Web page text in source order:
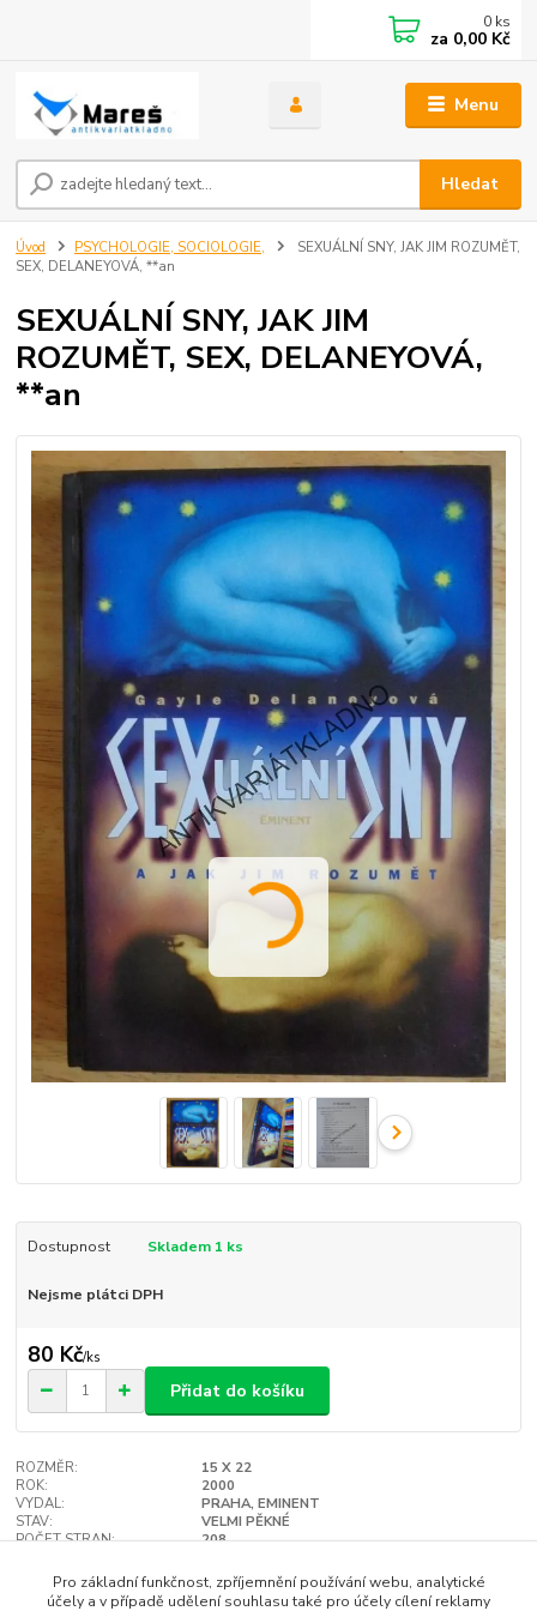
Menu
Hledat
0 ks
za 0,00 Kč
Úvod PSYCHOLOGIE, SOCIOLOGIE,
SEXUÁLNÍ SNY, JAK JIM ROZUMĚT,
SEX, DELANEYOVÁ, **an
SEXUÁLNÍ SNY, JAK JIM
ROZUMĚT, SEX, DELANEYOVÁ,
**an
Dostupnost Skladem 1 ks
Nejsme plátci DPH
80 Kč/ks
Přidat do košíku
ROZMĚR:
15 X 22
ROK:
2000
VYDAL:
PRAHA, EMINENT
STAV:
VELMI PĚKNÉ
POČET STRAN:
208
Hlídat cenu / dostupnost
Pro základní funkčnost, zpříjemnění používání webu, analytické
účely a v případě udělení souhlasu také pro účely cílení reklamy